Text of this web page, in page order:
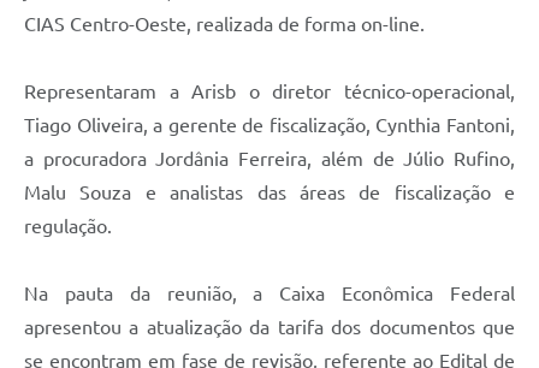
CIAS Centro-Oeste, realizada de forma on-line.
Representaram a Arisb o diretor técnico-operacional,
Tiago Oliveira, a gerente de fiscalização, Cynthia Fantoni,
a procuradora Jordânia Ferreira, além de Júlio Rufino,
Malu Souza e analistas das áreas de fiscalização e
regulação.
Na pauta da reunião, a Caixa Econômica Federal
apresentou a atualização da tarifa dos documentos que
se encontram em fase de revisão, referente ao Edital de